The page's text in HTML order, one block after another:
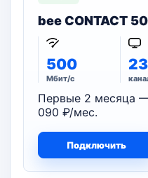
bee CONTACT
500
Мбит/с
Первые 2 месяца
090 ₽/мес.
Подключить